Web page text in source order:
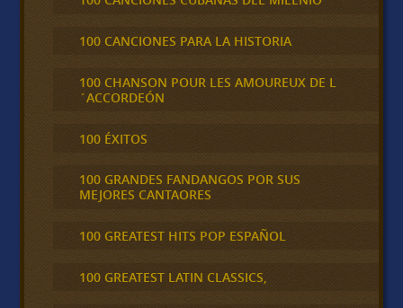
100 CANCIONES PARA LA HISTORIA
100 CHANSON POUR LES AMOUREUX DE L
´ACCORDEÓN
100 ÉXITOS
100 GRANDES FANDANGOS POR SUS
MEJORES CANTAORES
100 GREATEST HITS POP ESPAÑOL
100 GREATEST LATIN CLASSICS,